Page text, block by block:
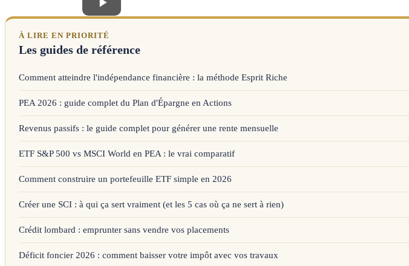
À LIRE EN PRIORITÉ
Les guides de référence
Comment atteindre l'indépendance financière : la méthode Esprit Riche
PEA 2026 : guide complet du Plan d'Épargne en Actions
Revenus passifs : le guide complet pour générer une rente mensuelle
ETF S&P 500 vs MSCI World en PEA : le vrai comparatif
Comment construire un portefeuille ETF simple en 2026
Créer une SCI : à qui ça sert vraiment (et les 5 cas où ça ne sert à rien)
Crédit lombard : emprunter sans vendre vos placements
Déficit foncier 2026 : comment baisser votre impôt avec vos travaux